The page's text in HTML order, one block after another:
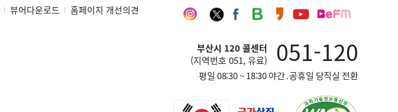
뷰어다운로드 홈페이지 개선의견
인
스
트
위
북
네
이
블
로
그
카
토
리
유
튜
채
널
부
산
방
송
재
단
부산시 120 콜센터
(지역번호 051, 유료)
051-120
평일 08:30 ~ 18:30 야간․공휴일 당직실 전환